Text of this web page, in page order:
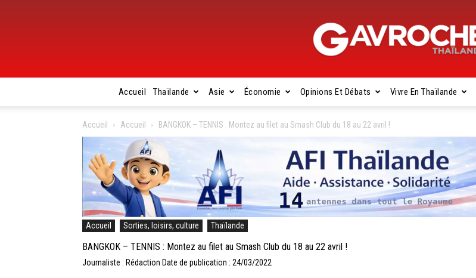
Gavroche
Thaïlande
Accueil Thaïlande Asie Économie Opinions Et Débats Vivre En Thaïlande
Accueil Accueil BANGKOK – TENNIS : Montez au filet au Smash Club du 18 au 22 avril !
Accueil Sorties, loisirs, culture Thaïlande
BANGKOK – TENNIS : Montez au filet au Smash Club du 18 au 22 avril !
Journaliste : Rédaction Date de publication : 24/03/2022